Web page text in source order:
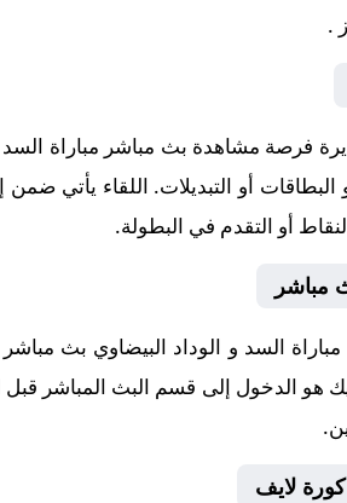
.
فرصة مشاهدة بث مباشر مباراة السد و
أو التبديلات. اللقاء يأتي
أو التقدم في البطولة.
مباشر
السد و الوداد البيضاوي بث
هو الدخول إلى قسم البث المباشر قبل
لايف